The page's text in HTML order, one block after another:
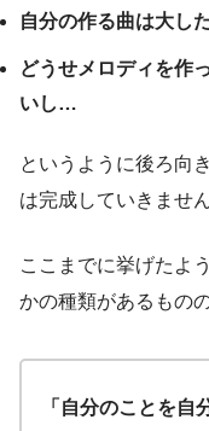
自分の作る曲は大し
どうせメロディを作
いし…
というように後ろ向
は完成していきません
ここまでに挙げたよ
かの種類があるもの
「自分のことを自